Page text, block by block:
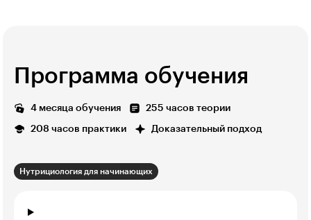
Программа обучения
4 месяца обучения 255 часов теории
208 часов практики Доказательный подход
Нутрициология для начинающих